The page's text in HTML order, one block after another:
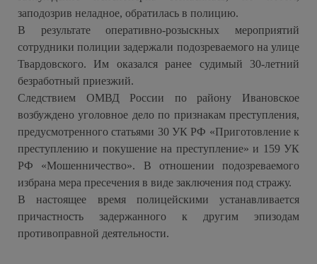
заподозрив неладное, обратилась в полицию.
В результате оперативно-розыскных мероприятий
сотрудники полиции задержали подозреваемого на улице
Твардовского. Им оказался ранее судимый 30-летний
безработный приезжий.
Следствием ОМВД России по району Ивановское
возбуждено уголовное дело по признакам преступления,
предусмотренного статьями 30 УК РФ «Приготовление к
преступлению и покушение на преступление» и 159 УК
РФ «Мошенничество». В отношении подозреваемого
избрана мера пресечения в виде заключения под стражу.
В настоящее время полицейскими устанавливается
причастность задержанного к другим эпизодам
противоправной деятельности.